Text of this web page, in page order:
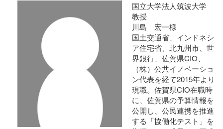
国立大学法人筑波大学
教授
川島 宏一様
国土交通省、インドネシ
ア住宅省、北九州市、世
界銀行、佐賀県CIO、
（株）公共イノベーショ
ン代表を経て2015年より
現職。佐賀県CIO在職時
に、佐賀県の予算情報を
公開し、公民連携を推進
する「協働化テスト」を